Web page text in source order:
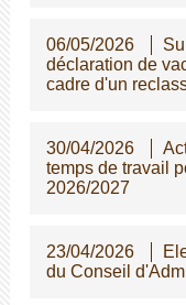
06/05/2026
déclaration de
cadre d'un
30/04/2026
temps de travail
2026/2027
23/04/2026
du Conseil